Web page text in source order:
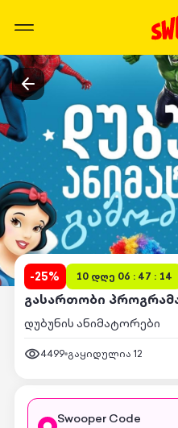
-25% 10 დღე 06 : 47 : 14
გასართობი
დუბუნის ანიმატორები
4499 გაყიდულია 12
Swooper Code